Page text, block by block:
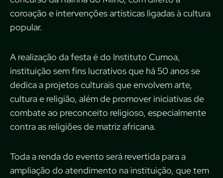
coroação e intervenções artísticas ligadas à cultura
popular.
A realização da festa é do Instituto Cumoa,
instituição sem fins lucrativos que há 50 anos se
dedica a projetos culturais que envolvem arte,
cultura e religião, além de promover iniciativas de
combate ao preconceito religioso, especialmente
contra as religiões de matriz africana.
Toda a renda do evento será revertida para a
ampliação do atendimento na instituição, que tem